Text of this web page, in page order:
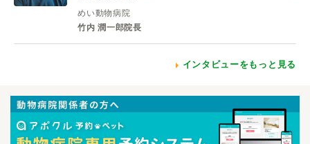
めい動物病院
竹内 潤一郎院長
インタビューをもっと見る